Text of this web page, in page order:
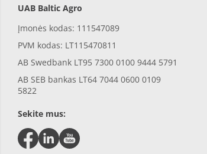
UAB Baltic Agro
Įmonės kodas: 111547089
PVM kodas: LT115470811
AB Swedbank LT95 7300 0100 9444 5791
AB SEB bankas LT64 7044 0600 0109
5822
Sekite mus: